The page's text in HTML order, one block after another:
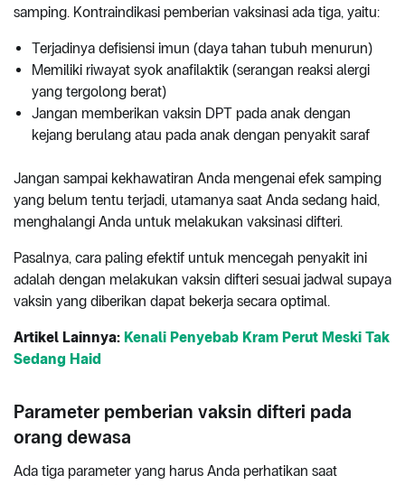
samping. Kontraindikasi pemberian vaksinasi ada tiga, yaitu:
Terjadinya defisiensi imun (daya tahan tubuh menurun)
Memiliki riwayat syok anafilaktik (serangan reaksi alergi
yang tergolong berat)
Jangan memberikan vaksin DPT pada anak dengan
kejang berulang atau pada anak dengan penyakit saraf
Jangan sampai kekhawatiran Anda mengenai efek samping
yang belum tentu terjadi, utamanya saat Anda sedang haid,
menghalangi Anda untuk melakukan vaksinasi difteri.
Pasalnya, cara paling efektif untuk mencegah penyakit ini
adalah dengan melakukan vaksin difteri sesuai jadwal supaya
vaksin yang diberikan dapat bekerja secara optimal.
Artikel Lainnya: Kenali Penyebab Kram Perut Meski Tak
Sedang Haid
Parameter pemberian vaksin difteri pada
orang dewasa
Ada tiga parameter yang harus Anda perhatikan saat